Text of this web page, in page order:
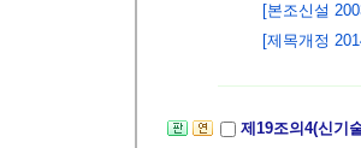
[본조신설
[제목개정
제19조의4(신기